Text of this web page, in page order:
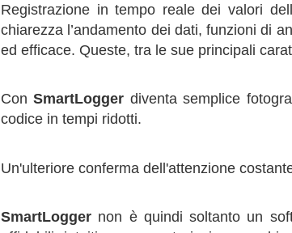
Registrazione in tempo reale dei valori
chiarezza l’andamento dei dati, funzioni di
ed efficace. Queste, tra le sue principali
ConSmartLogger diventa semplice
codice in tempi ridotti.
Un'ulteriore conferma dell'attenzione
SmartLoggernon è quindi soltanto un